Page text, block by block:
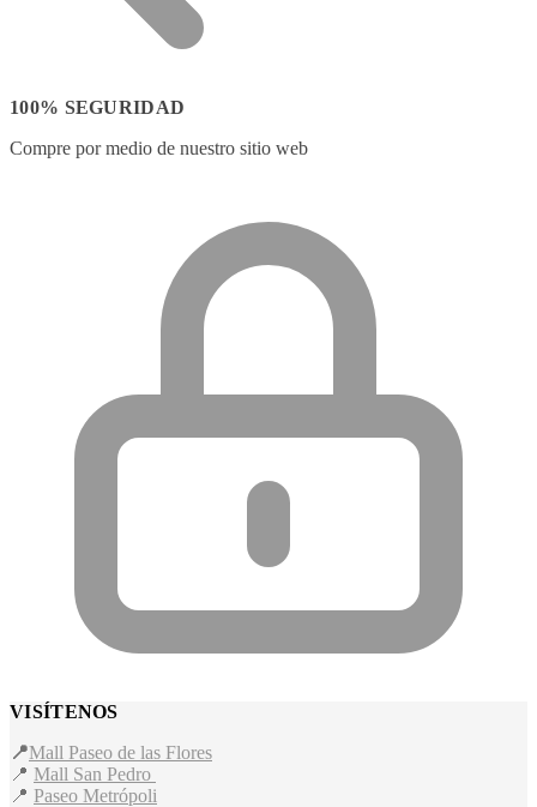
100% SEGURIDAD
Compre por medio de nuestro sitio web
VISÍTENOS
📍Mall Paseo de las Flores
📍 Mall San Pedro
📍 Paseo Metrópoli